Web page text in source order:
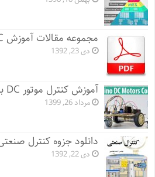
مجموعه مقالات آموزش PLC
دی 23, 1392
آموزش کنترل موتور DC با آردوینو
مرداد 26, 1399
دانلود جزوه کنترل
دی 22, 1392